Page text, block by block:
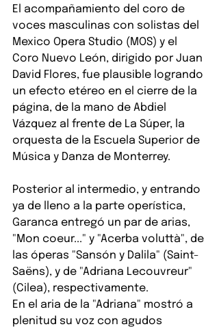
El acompañamiento del coro de
voces masculinas con solistas del
Mexico Opera Studio (MOS) y el
Coro Nuevo León, dirigido por Juan
David Flores, fue plausible logrando
un efecto etéreo en el cierre de la
página, de la mano de Abdiel
Vázquez al frente de La Súper, la
orquesta de la Escuela Superior de
Música y Danza de Monterrey.
Posterior al intermedio, y entrando
ya de lleno a la parte operística,
Garanca entregó un par de arias,
"Mon coeur..." y "Acerba voluttà", de
las óperas "Sansón y Dalila" (Saint-
Saëns), y de "Adriana Lecouvreur"
(Cilea), respectivamente.
En el aria de la "Adriana" mostró a
plenitud su voz con agudos